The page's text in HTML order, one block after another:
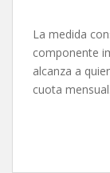
La medida
componente
alcanza a
cuota mensual.